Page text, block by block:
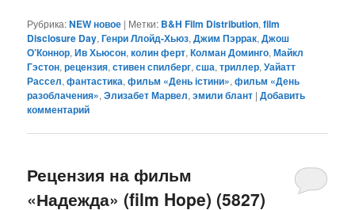
Рубрика:NEW новое | Метки: B&H Film Distribution,film
Disclosure Day,Генри Ллойд-Хьюз,Джим Пэррак,Джош
О’Коннор,Ив Хьюсон,колин ферт,Колман Доминго,Майкл
Гэстон,рецензия,стивен спилберг,сша,триллер,Уайатт
Рассел,фантастика,фильм «День істини»,фильм «День
разоблачения»,Элизабет Марвел,эмили блант |Добавить
комментарий
Рецензия на фильм
«Надежда» (film Hope) (5827)